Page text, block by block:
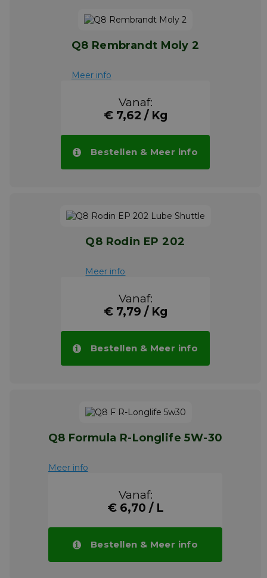
Q8 Rembrandt Moly 2
Meer info
Vanaf:
€ 7,62 / Kg
Bestellen & Meer info
Q8 Rodin EP 202
Meer info
Vanaf:
€ 7,79 / Kg
Bestellen & Meer info
Q8 Formula R-Longlife 5W-30
Meer info
Vanaf:
€ 6,70 / L
Bestellen & Meer info